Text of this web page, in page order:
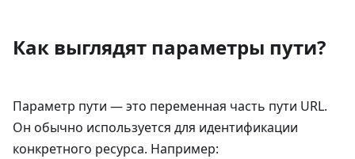
Как выглядят параметры пути?
Параметр пути — это переменная часть пути URL.
Он обычно используется для идентификации
конкретного ресурса. Например: